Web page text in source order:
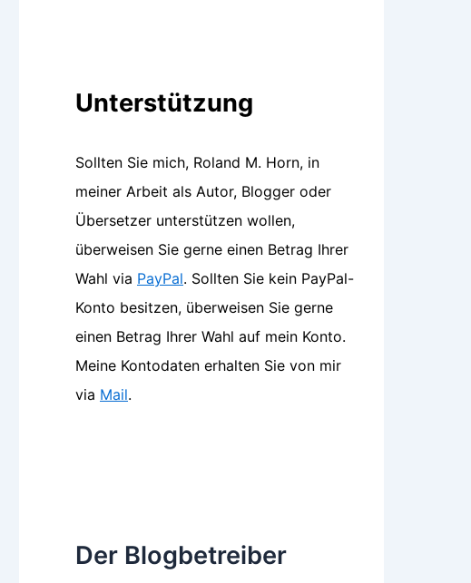
Unterstützung
Sollten Sie mich, Roland M. Horn, in
meiner Arbeit als Autor, Blogger oder
Übersetzer unterstützen wollen,
überweisen Sie gerne einen Betrag Ihrer
Wahl via PayPal. Sollten Sie kein PayPal-
Konto besitzen, überweisen Sie gerne
einen Betrag Ihrer Wahl auf mein Konto.
Meine Kontodaten erhalten Sie von mir
via Mail.
Der Blogbetreiber